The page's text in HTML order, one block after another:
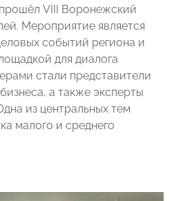
VIII Воронежский
Мероприятие является
событий региона и
для диалога
стали представители
а также эксперты
из центральных тем
малого и среднего